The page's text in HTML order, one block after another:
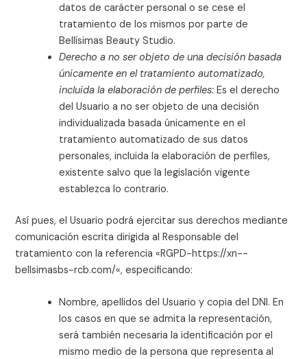
datos de carácter personal o se cese el
tratamiento de los mismos por parte de
Bellísimas Beauty Studio.
Derecho a no ser objeto de una decisión basada
únicamente en el tratamiento automatizado,
incluida la elaboración de perfiles: Es el derecho
del Usuario a no ser objeto de una decisión
individualizada basada únicamente en el
tratamiento automatizado de sus datos
personales, incluida la elaboración de perfiles,
existente salvo que la legislación vigente
establezca lo contrario.
Así pues, el Usuario podrá ejercitar sus derechos mediante
comunicación escrita dirigida al Responsable del
tratamiento con la referencia «RGPD-https://xn--
bellsimasbs-rcb.com/«, especificando:
Nombre, apellidos del Usuario y copia del DNI. En
los casos en que se admita la representación,
será también necesaria la identificación por el
mismo medio de la persona que representa al